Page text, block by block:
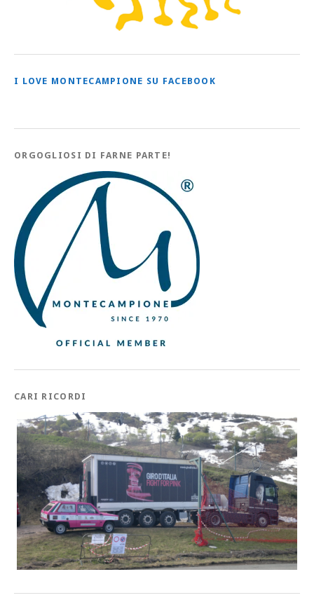
I LOVE MONTECAMPIONE SU FACEBOOK
ORGOGLIOSI DI FARNE PARTE!
CARI RICORDI